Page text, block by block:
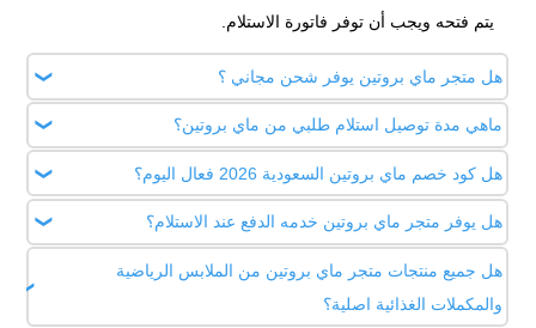
يتم فتحه ويجب أن توفر فاتورة الاستلام.
هل متجر ماي بروتين يوفر شحن مجاني ؟
نعم ، يوفر موقع My Protein شحن مجاني لجميع العملاء الجدد
والقدامى عند التسوق بمبلغ 350 ريال سعودي، أما الطلبات ذات
التكلفة الأقل فسعر الشحن 80 ريال.
ماهي مدة توصيل استلام طلبي من ماي بروتين؟
أيام عمل.
هل كود خصم ماي بروتين السعودية 2026 فعال اليوم؟
نعم، يمكنك الحصول والاستفادة بكود خصم ماي بروتين 2026 حتى
15% علي الملابس و الاكسسورات و الأغذية الرياضية و مساحيق
البروتين و لوازم التمرين.
هل يوفر متجر ماي بروتين خدمه الدفع عند الاستلام؟
نعم ، كما يمنحك عدة طرق أخرى للدفع لتختار ما يناسبك بكل
سهولة أثناء عملية التسوق.
هل جميع منتجات متجر ماي بروتين من الملابس الرياضية
والمكملات الغذائية اصلية؟